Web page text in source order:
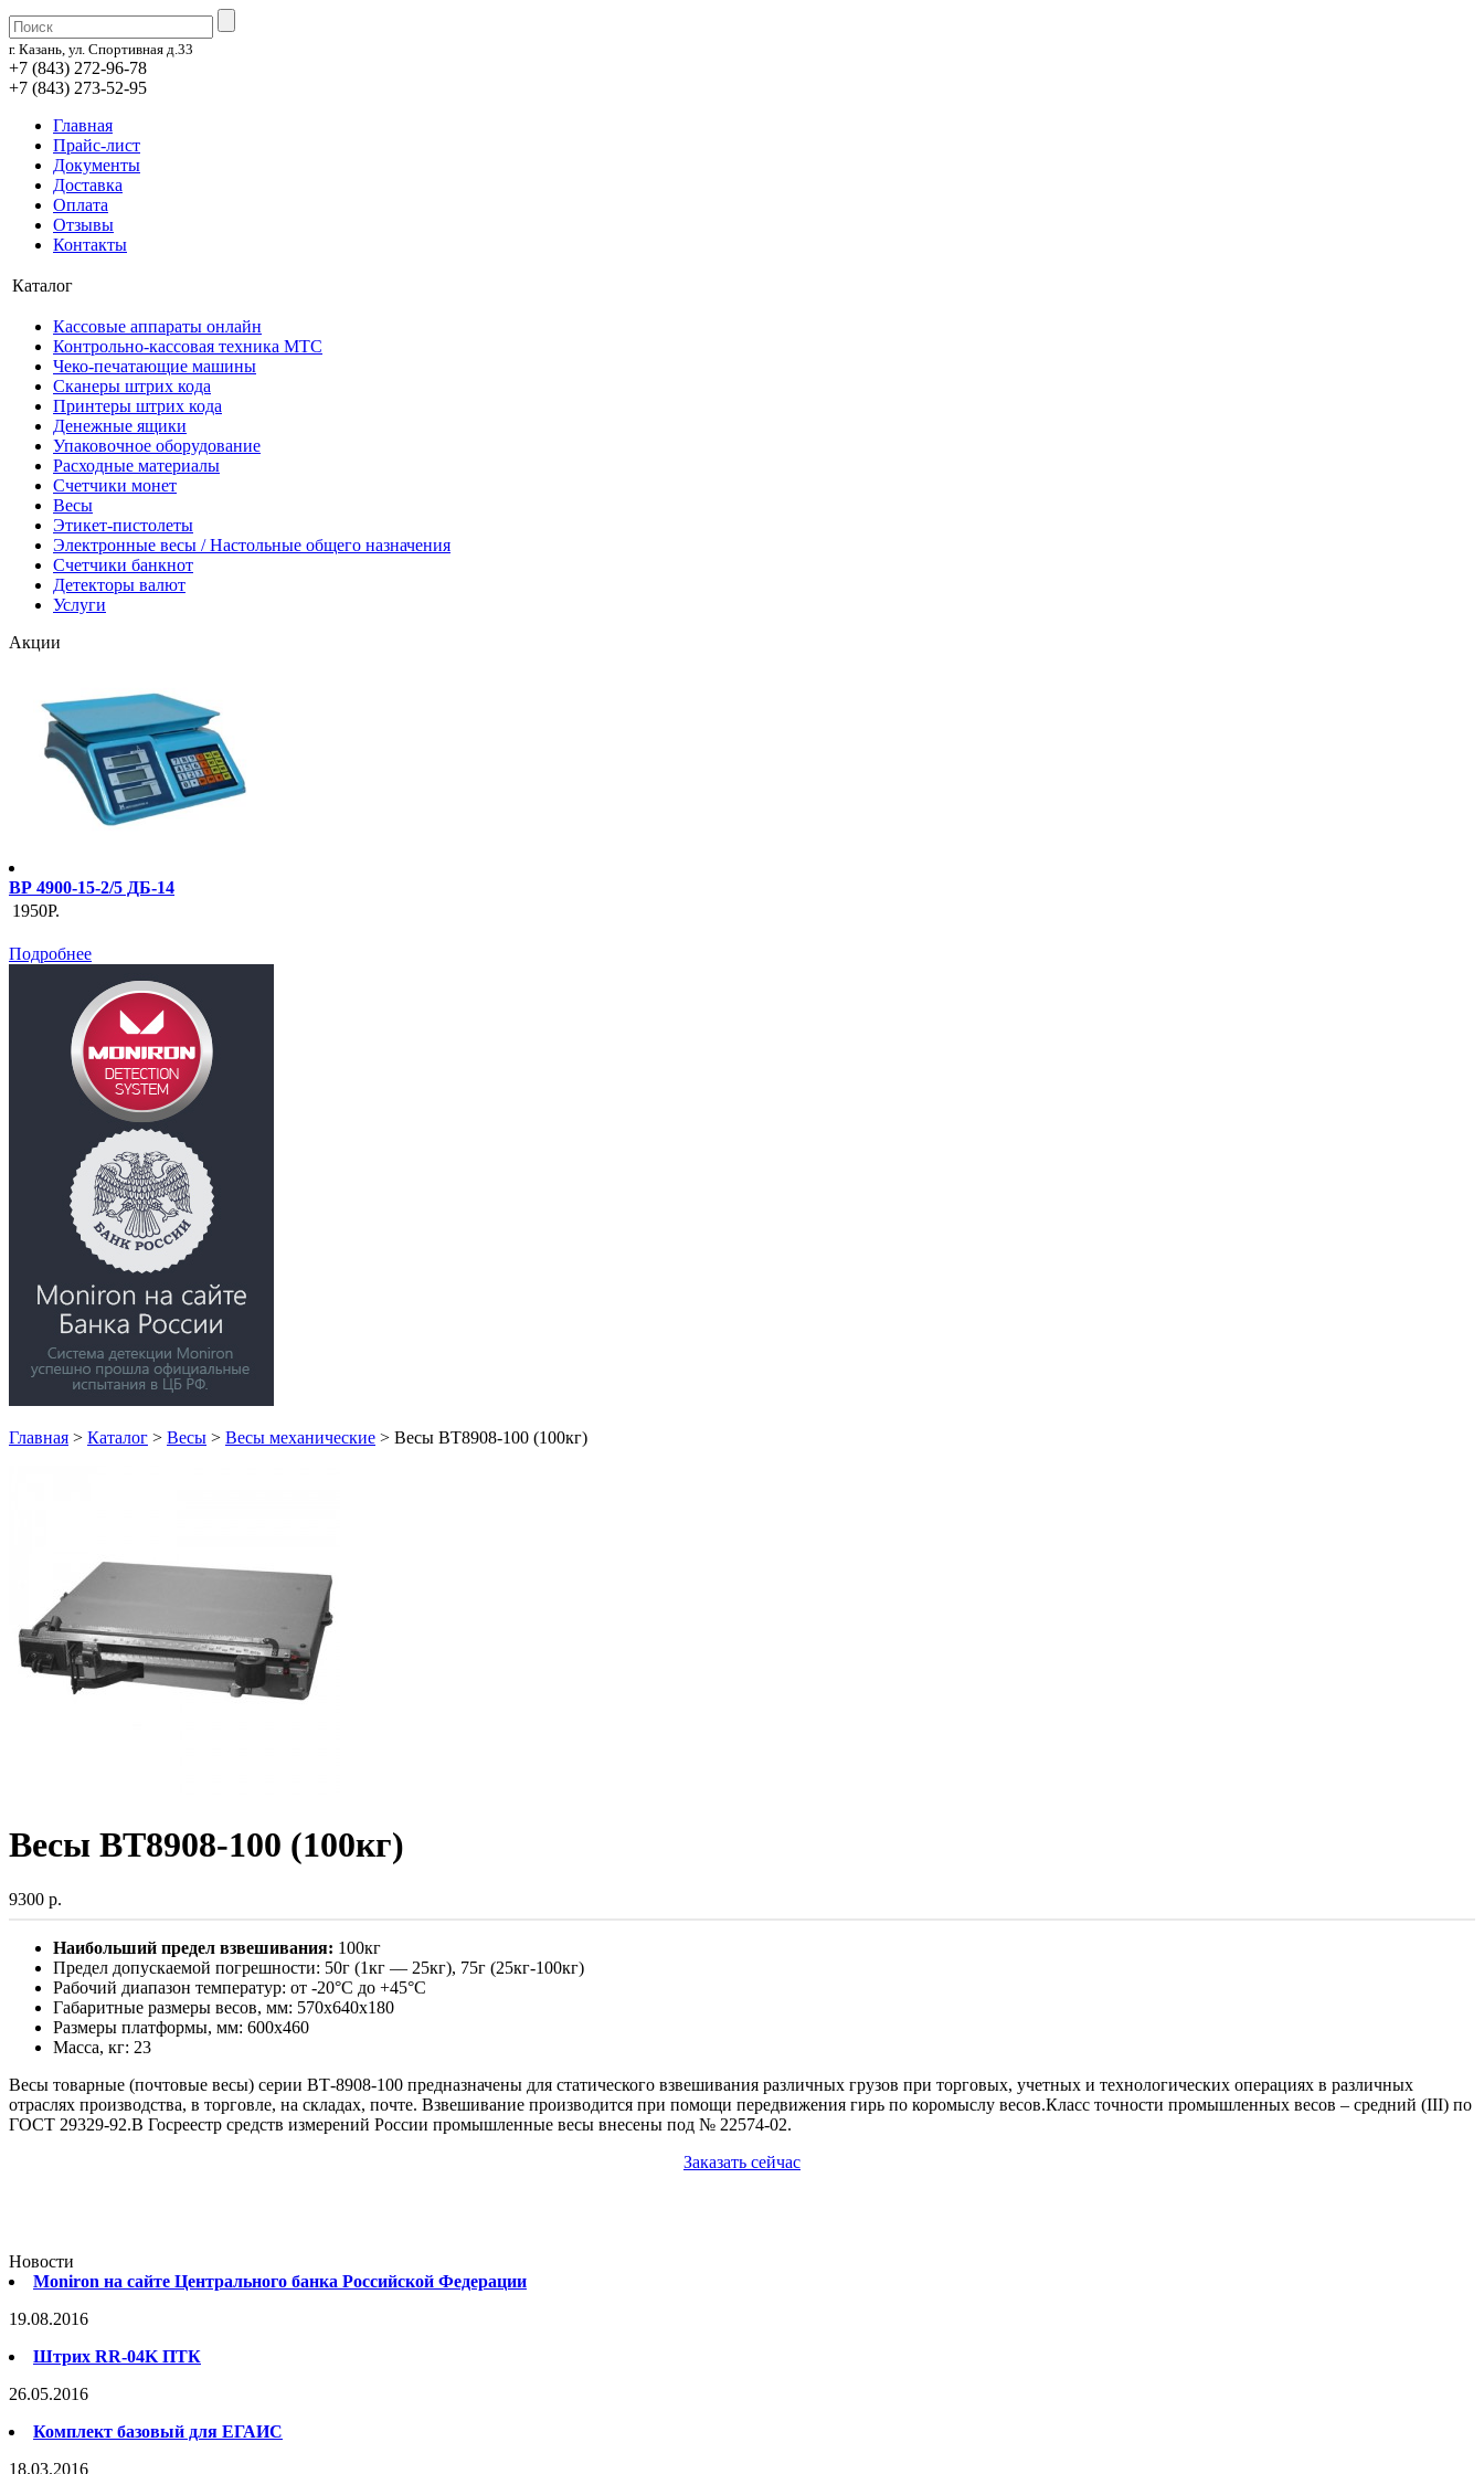
г. Казань, ул. Спортивная д.33
+7 (843) 272-96-78
+7 (843) 273-52-95
Главная
Прайс-лист
Документы
Доставка
Оплата
Отзывы
Контакты
Каталог
Кассовые аппараты онлайн
Контрольно-кассовая техника МТС
Чеко-печатающие машины
Сканеры штрих кода
Принтеры штрих кода
Денежные ящики
Упаковочное оборудование
Расходные материалы
Счетчики монет
Весы
Этикет-пистолеты
Электронные весы / Настольные общего назначения
Счетчики банкнот
Детекторы валют
Услуги
Акции
ВР 4900-15-2/5 ДБ-14
1950Р.
Подробнее
Главная > Каталог > Весы > Весы механические > Весы ВТ8908-100 (100кг)
Весы ВТ8908-100 (100кг)
9300 р.
Наибольший предел взвешивания: 100кг
Предел допускаемой погрешности: 50г (1кг — 25кг), 75г (25кг-100кг)
Рабочий диапазон температур: от -20°С до +45°C
Габаритные размеры весов, мм: 570х640х180
Размеры платформы, мм: 600х460
Масса, кг: 23
Весы товарные (почтовые весы) серии ВТ-8908-100 предназначены для статического взвешивания различных грузов при торговых, учетных и технологических операциях в различных
отраслях производства, в торговле, на складах, почте. Взвешивание производится при помощи передвижения гирь по коромыслу весов.Класс точности промышленных весов – средний (III) по
ГОСТ 29329-92.В Госреестр средств измерений России промышленные весы внесены под № 22574-02.
Заказать сейчас
Новости
Moniron на сайте Центрального банка Российской Федерации
19.08.2016
Штрих RR-04K ПТК
26.05.2016
Комплект базовый для ЕГАИС
18.03.2016